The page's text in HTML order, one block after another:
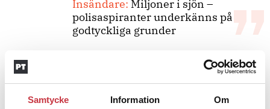
Samtycke Information Om
Insändare: Miljoner i sjön –
polisaspiranter underkänns på
godtyckliga grunder
Jens Mårtensson:Snart 20 år i tjänst
– nu ska han lära sig grunderna